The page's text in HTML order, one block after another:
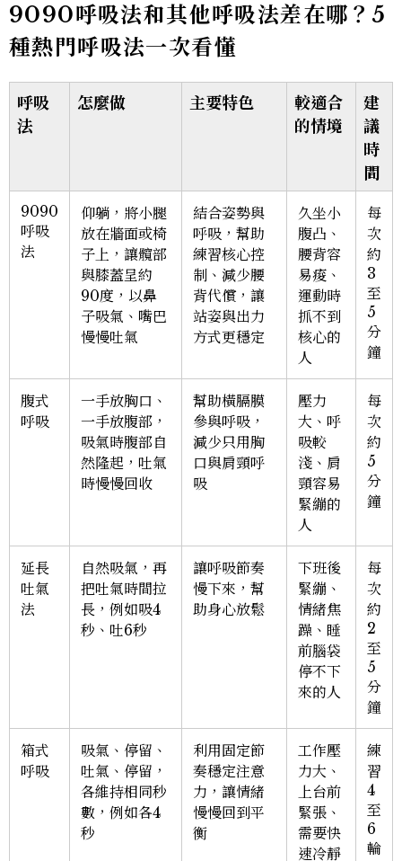
9090呼吸法和其他呼吸法差在哪？5
種熱門呼吸法一次看懂
呼吸
法
怎麼做 主要特色
較適合
的情境
建
議
時
間
9090
呼吸
法
仰躺，將小腿
放在牆面或椅
子上，讓髖部
與膝蓋呈約
90度，以鼻
子吸氣、嘴巴
慢慢吐氣
結合姿勢與
呼吸，幫助
練習核心控
制、減少腰
背代償，讓
站姿與出力
方式更穩定
久坐小
腹凸、
腰背容
易痠、
運動時
抓不到
核心的
人
每
次
約
3
至
5
分
鐘
腹式
呼吸
一手放胸口、
一手放腹部，
吸氣時腹部自
然隆起，吐氣
時慢慢回收
幫助橫膈膜
參與呼吸，
減少只用胸
口與肩頸呼
吸
壓力
大、呼
吸較
淺、肩
頸容易
緊繃的
人
每
次
約
5
分
鐘
延長
吐氣
法
自然吸氣，再
把吐氣時間拉
長，例如吸4
秒、吐6秒
讓呼吸節奏
慢下來，幫
助身心放鬆
下班後
緊繃、
情緒焦
躁、睡
前腦袋
停不下
來的人
每
次
約
2
至
5
分
鐘
箱式
呼吸
吸氣、停留、
吐氣、停留，
各維持相同秒
數，例如各4
秒
利用固定節
奏穩定注意
力，讓情緒
慢慢回到平
衡
工作壓
力大、
上台前
緊張、
需要快
速冷靜
練
習
4
至
6
輪